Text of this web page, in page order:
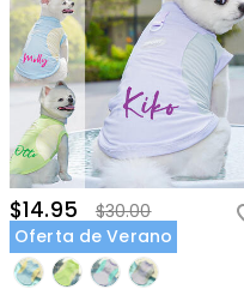
$14.95
$30.00
Oferta de Verano